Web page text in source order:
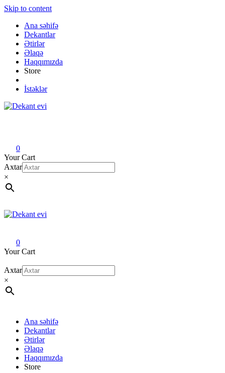
Skip to content
Ana səhifə
Dekantlar
Ətirlər
Əlaqə
Haqqımızda
Store
İstəklər
0
Your Cart
Axtar
×
0
Your Cart
Axtar
×
Ana səhifə
Dekantlar
Ətirlər
Əlaqə
Haqqımızda
Store